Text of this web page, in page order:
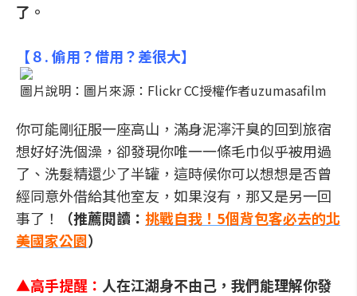
了。
【８. 偷用？借用？差很大】
圖片說明：圖片來源：Flickr CC授權作者uzumasafilm
你可能剛征服一座高山，滿身泥濘汗臭的回到旅宿
想好好洗個澡，卻發現你唯一一條毛巾似乎被用過
了、洗髮精還少了半罐，這時候你可以想想是否曾
經同意外借給其他室友，如果沒有，那又是另一回
事了！
（推薦閱讀： 挑戰自我！5個背包客必去的北
美國家公園）
▲高手提醒： 人在江湖身不由己，我們能理解你發